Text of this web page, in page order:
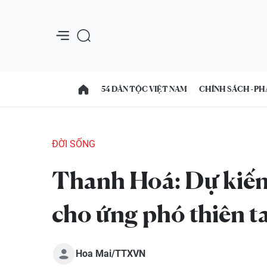
54 DÂN TỘC VIỆT NAM CHÍNH SÁCH -
ĐỜI SỐNG
Thanh Hoá: Dự
cho ứng phó thiên
Hoa Mai/TTXVN